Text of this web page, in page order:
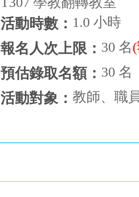
活動時數： 1.0 小時
報名人次上限： 30 名
預估錄取名額： 30 名
活動對象： 教師、職